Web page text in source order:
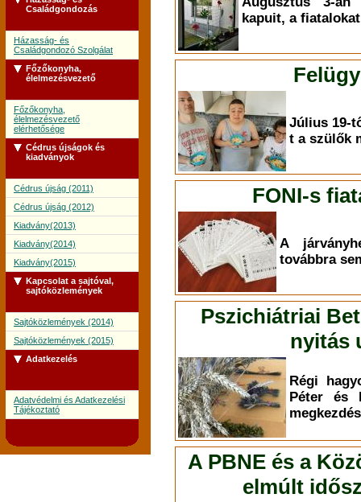
Családgondozás
Házasság- és
Családgondozó Szolgálat
Főzőkonyha,
élelmezésvezető
Főzőkonyha,
élelmezésvezető
elérhetősége
Cédrus újságok és
kiadványok
Cédrus újság (2011)
Cédrus újság (2012)
Kiadvány(2013)
Kiadvány(2014)
Kiadvány(2015)
Kapcsolat a sajtóval,
sajtóközlemények
Sajtóközlemények (2014)
Sajtóközlemények (2015)
Adatkezelés
Adatvédelmi és Adatkezelési
Tájékoztató
kapuit, a
Július 19-
t a szülők
FONI-s
A
továbbra
Pszichiátriai
nyitás
Régi
Péter és
A PBNE és a
elmúlt